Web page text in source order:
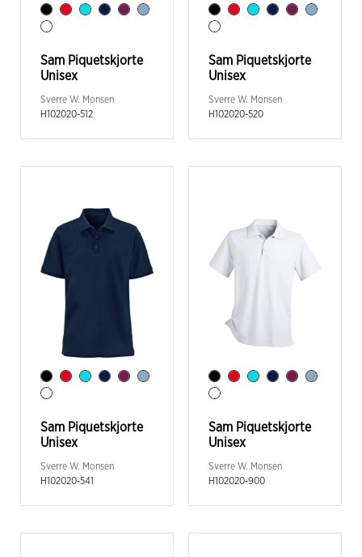
Sam Piquetskjorte
Unisex
Sverre W. Monsen
H102020-512
Sam Piquetskjorte
Unisex
Sverre W. Monsen
H102020-520
Sam Piquetskjorte
Unisex
Sverre W. Monsen
H102020-541
Sam Piquetskjorte
Unisex
Sverre W. Monsen
H102020-900